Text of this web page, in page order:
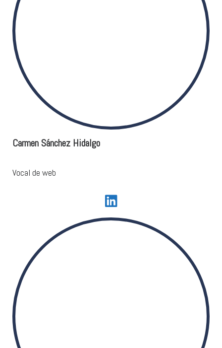
Carmen Sánchez Hidalgo
Vocal de web
fab fa-linkedin